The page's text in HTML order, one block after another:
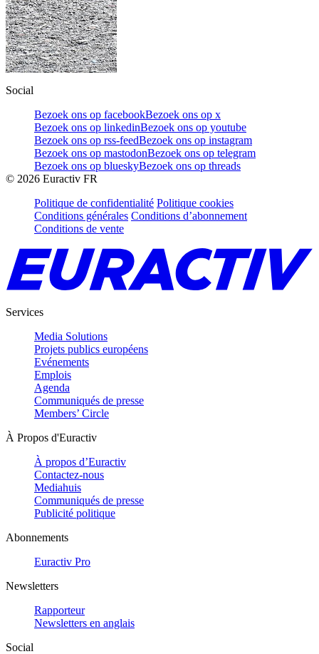
Social
Bezoek ons op facebookBezoek ons op x
Bezoek ons op linkedinBezoek ons op youtube
Bezoek ons op rss-feedBezoek ons op instagram
Bezoek ons op mastodonBezoek ons op telegram
Bezoek ons op blueskyBezoek ons op threads
© 2026 Euractiv FR
Politique de confidentialité Politique cookies
Conditions générales Conditions d’abonnement
Conditions de vente
Services
Media Solutions
Projets publics européens
Evénements
Emplois
Agenda
Communiqués de presse
Members’ Circle
À Propos d'Euractiv
À propos d’Euractiv
Contactez-nous
Mediahuis
Communiqués de presse
Publicité politique
Abonnements
Euractiv Pro
Newsletters
Rapporteur
Newsletters en anglais
Social